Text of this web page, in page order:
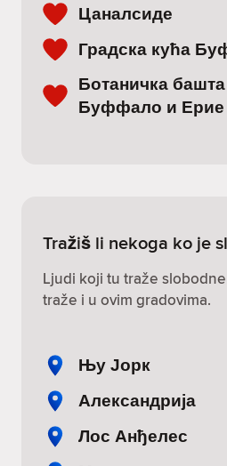
Цаналсиде
Градска кућа
Ботаничка
Буффало и Ерие
Tražiš li nekoga ko je
Ljudi koji tu traže
traže i u ovim gradovima.
Њу Јорк
Александрија
Лос Анђелес